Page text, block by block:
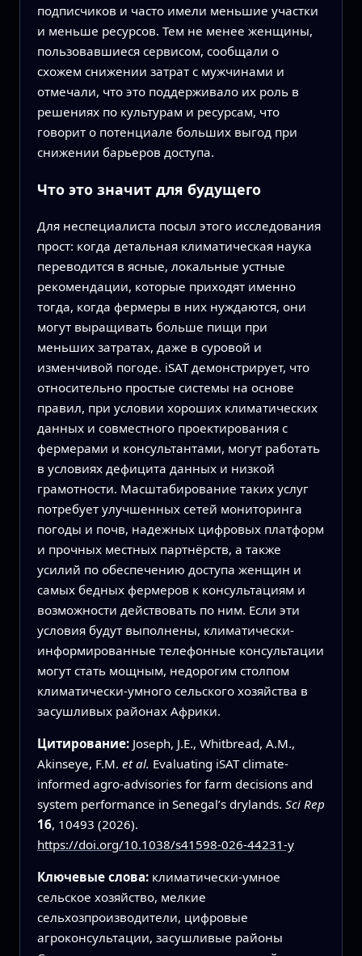
подписчиков и часто имели меньшие участки
и меньше ресурсов. Тем не менее женщины,
пользовавшиеся сервисом, сообщали о
схожем снижении затрат с мужчинами и
отмечали, что это поддерживало их роль в
решениях по культурам и ресурсам, что
говорит о потенциале больших выгод при
снижении барьеров доступа.
Что это значит для будущего
Для неспециалиста посыл этого исследования
прост: когда детальная климатическая наука
переводится в ясные, локальные устные
рекомендации, которые приходят именно
тогда, когда фермеры в них нуждаются, они
могут выращивать больше пищи при
меньших затратах, даже в суровой и
изменчивой погоде. iSAT демонстрирует, что
относительно простые системы на основе
правил, при условии хороших климатических
данных и совместного проектирования с
фермерами и консультантами, могут работать
в условиях дефицита данных и низкой
грамотности. Масштабирование таких услуг
потребует улучшенных сетей мониторинга
погоды и почв, надежных цифровых платформ
и прочных местных партнёрств, а также
усилий по обеспечению доступа женщин и
самых бедных фермеров к консультациям и
возможности действовать по ним. Если эти
условия будут выполнены, климатически-
информированные телефонные консультации
могут стать мощным, недорогим столпом
климатически-умного сельского хозяйства в
засушливых районах Африки.
Цитирование: Joseph, J.E., Whitbread, A.M.,
Akinseye, F.M. et al. Evaluating iSAT climate-
informed agro-advisories for farm decisions and
system performance in Senegal’s drylands. Sci Rep
16, 10493 (2026).
https://doi.org/10.1038/s41598-026-44231-y
Ключевые слова: климатически-умное
сельское хозяйство, мелкие
сельхозпроизводители, цифровые
агроконсультации, засушливые районы